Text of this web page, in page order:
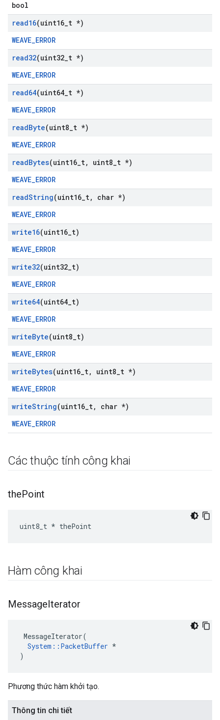
bool
read16(uint16 t *)
WEAVE_ERROR
read32(uint32 t *)
WEAVE_ERROR
read64(uint64 t *)
WEAVE_ERROR
readByte(uint8 t *)
WEAVE_ERROR
readBytes(uint16 t, uint8 t *)
WEAVE_ERROR
readString(uint16 t,
char *)
WEAVE_ERROR
write16(uint16 t)
WEAVE_ERROR
write32(uint32 t)
WEAVE_ERROR
write64(uint64 t)
WEAVE_ERROR
writeByte(uint8 t)
WEAVE_ERROR
writeBytes(uint16 t, uint8 t *)
WEAVE_ERROR
writeString(uint16 t,
char *)
WEAVE_ERROR
Các thuộc tính công khai
thePoint
uint8_t * thePoint
Hàm công khai
MessageIterator
MessageIterator(
System::PacketBuffer *
)
Phương thức hàm khởi tạo.
Thông tin chi tiết